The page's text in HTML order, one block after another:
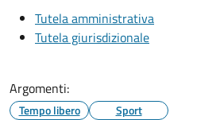
Tutela amministrativa
Tutela giurisdizionale
Argomenti:
Tempo libero Sport